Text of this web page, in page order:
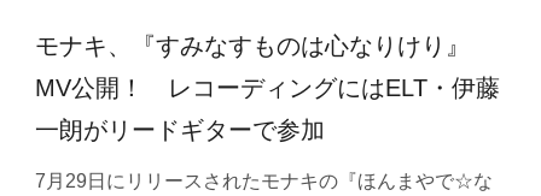
モナキ、『すみなすものは心なりけり』
MV公開！ レコーディングにはELT・伊藤
一朗がリードギターで参加
7月29日にリリースされたモナキの『ほんまやで☆な